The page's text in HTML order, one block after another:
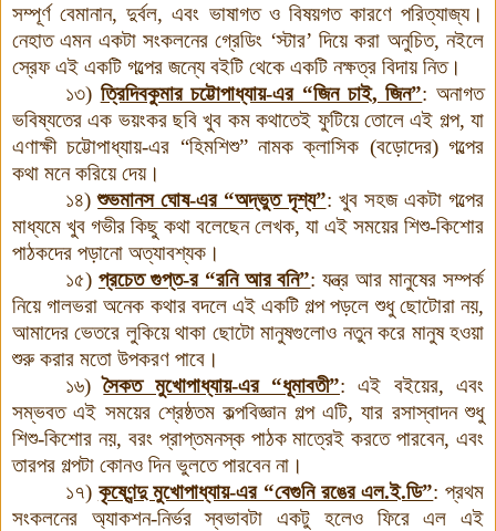
সম্পূর্ণ বেমানান, দুর্বল, এবং ভাষাগত ও বিষয়গত কারণে পরিত্যাজ্য।
নেহাত এমন একটা সংকলনের গ্রেডিং ‘স্টার’ দিয়ে করা অনুচিত, নইলে
স্রেফ এই একটি গল্পের জন্যে বইটি থেকে একটি নক্ষত্র বিদায় নিত।
১৩) ত্রিদিবকুমার চট্টোপাধ্যায়-এর “জিন চাই, জিন”: অনাগত
ভবিষ্যতের এক ভয়ংকর ছবি খুব কম কথাতেই ফুটিয়ে তোলে এই গল্প, যা
এণাক্ষী চট্টোপাধ্যায়-এর “হিমশিশু” নামক ক্লাসিক (বড়োদের) গল্পের
কথা মনে করিয়ে দেয়।
১৪)শুভমানস ঘোষ-এর “অদ্ভুত দৃশ্য”: খুব সহজ একটা গল্পের
মাধ্যমে খুব গভীর কিছু কথা বলেছেন লেখক, যা এই সময়ের শিশু-কিশোর
পাঠকদের পড়ানো অত্যাবশ্যক।
১৫) প্রচেত গুপ্ত-র “রনি আর বনি”: যন্ত্র আর মানুষের সম্পর্ক
নিয়ে গালভরা অনেক কথার বদলে এই একটি গল্প পড়লে শুধু ছোটোরা নয়,
আমাদের ভেতরে লুকিয়ে থাকা ছোটো মানুষগুলোও নতুন করে মানুষ হওয়া
শুরু করার মতো উপকরণ পাবে।
১৬)সৈকত মুখোপাধ্যায়-এর “ধূমাবতী”: এই বইয়ের, এবং
সম্ভবত এই সময়ের শ্রেষ্ঠতম কল্পবিজ্ঞান গল্প এটি, যার রসাস্বাদন শুধু
শিশু-কিশোর নয়, বরং প্রাপ্তমনস্ক পাঠক মাত্রেই করতে পারবেন, এবং
তারপর গল্পটা কোনও দিন ভুলতে পারবেন না।
১৭) কৃষ্ণেন্দু মুখোপাধ্যায়-এর “বেগুনি রঙের এল.ই.ডি”:প্রথম
সংকলনের অ্যাকশন-নির্ভর স্বভাবটা একটু হলেও ফিরে এল এই